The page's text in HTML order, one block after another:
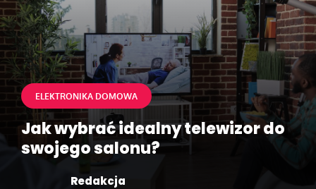
ELEKTRONIKA DOMOWA
Jak wybrać idealny telewizor do
swojego salonu?
Redakcja